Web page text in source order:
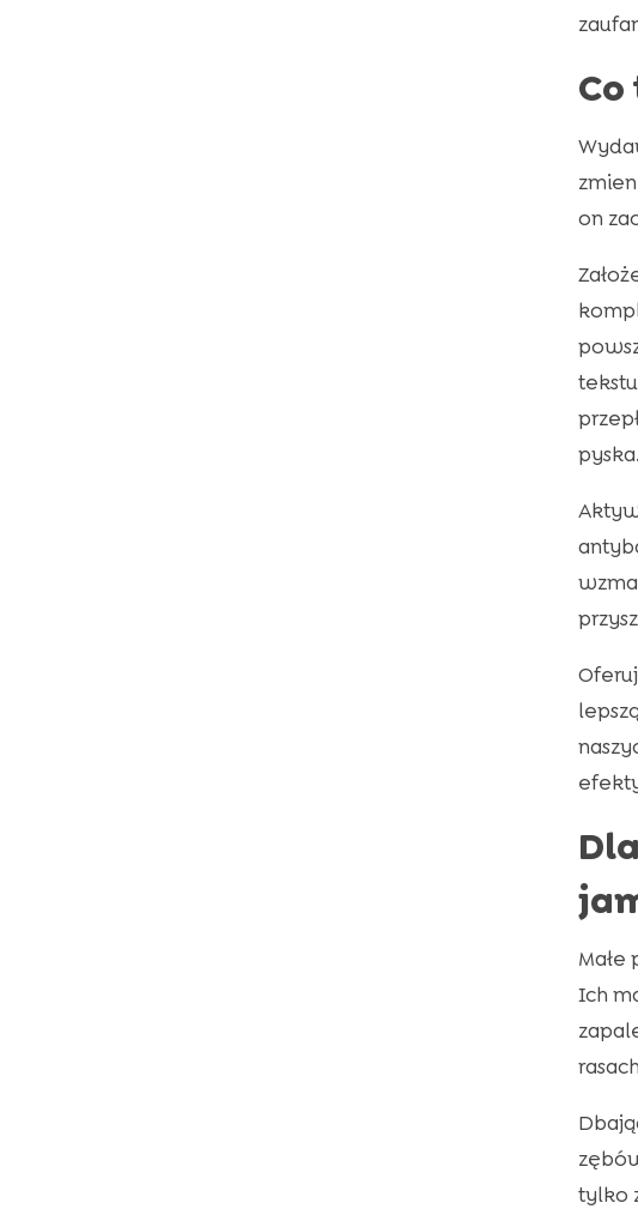
on
pyska.
Małe
Ich
tylko